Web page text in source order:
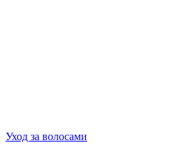
Уход за волосами